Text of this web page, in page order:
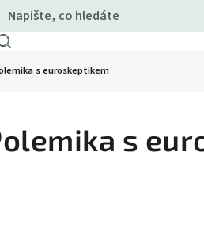
s euroskeptikem
s